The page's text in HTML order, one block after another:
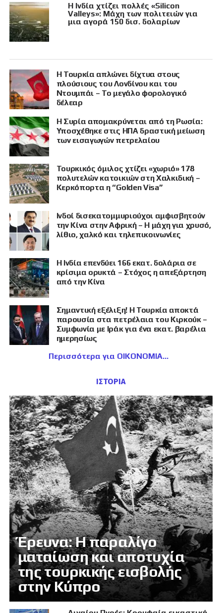
Η Ινδία χτίζει πολλές «Silicon
Valleys»: Μάχη των πολιτειών για
μια αγορά 150 δισ. δολαρίων
Η Τουρκία απλώνει δίχτυα στους
πλούσιους του Λονδίνου και του
Ντουμπάι – Το μεγάλο φορολογικό
δέλεαρ
Η Συρία απομακρύνεται από τη Ρωσία:
Υποσχέθηκε στις ΗΠΑ δραστική μείωση
των εισαγωγών πετρελαίου
Τουρκικός όμιλος χτίζει «χωριό» 178
πολυτελών κατοικιών στη Χαλκιδική –
Κερκόπορτα η “Golden Visa”
Ινδοί δισεκατομμυριούχοι αμφισβητούν
την Κίνα στην Αφρική – Η μάχη για χρυσό,
λίθιο, χαλκό και τηλεπικοινωνίες
Η Ινδία επενδύει 166 εκατ. δολάρια σε
κρίσιμα ορυκτά – Στόχος η απεξάρτηση
από την Κίνα
Σημαντική εξέλιξη! Η Τουρκία αποκτά
παρουσία στα πετρέλαια του Κιρκούκ –
Συμφωνία με Ιράκ για ένα εκατ. βαρέλια
ημερησίως
Περισσότερα για ΟΙΚΟΝΟΜΙΑ
ΙΣΤΟΡΙΑ
Έρευνα: Η παραλίγο
ματαίωση και αποτυχία
της τουρκικής εισβολής
στην Κύπρο